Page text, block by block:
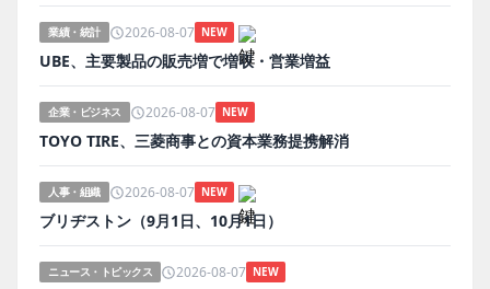
業績・統計 2026-08-07 NEW
UBE、主要製品の販売増で増収・営業増益
企業・ビジネス 2026-08-07 NEW
TOYO TIRE、三菱商事との資本業務提携解消
人事・組織 2026-08-07 NEW
ブリヂストン（9月1日、10月1日）
ニュース・トピックス 2026-08-07 NEW